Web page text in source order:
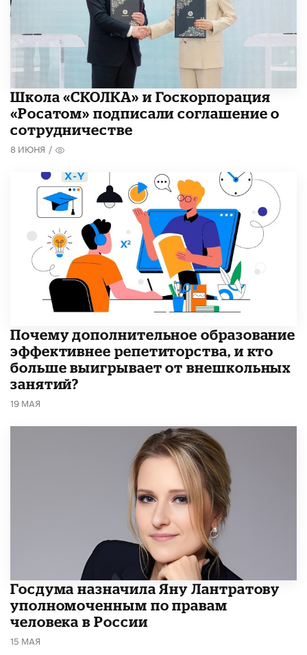
Школа «СКОЛКА» и Госкорпорация
«Росатом» подписали соглашение о
сотрудничестве
8 ИЮНЯ /
​Почему дополнительное образование
эффективнее репетиторства, и кто
больше выигрывает от внешкольных
занятий?
19 МАЯ
Госдума назначила Яну Лантратову
уполномоченным по правам
человека в России
15 МАЯ